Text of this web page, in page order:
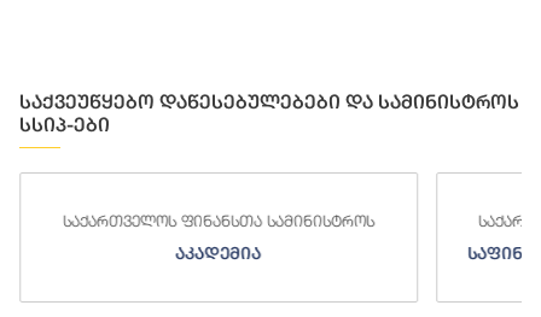
საქვეუწყებო დაწესებულებები და სამინისტროს
სსიპ-ები
საქართველოს ფინანსთა სამინისტროს
საფინანსო-ანალიტიკური სამსახური